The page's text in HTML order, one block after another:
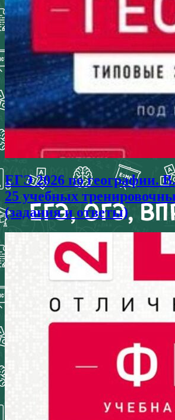
ЕГЭ 2026 по географии.
25 учебных
(задания и ответы)